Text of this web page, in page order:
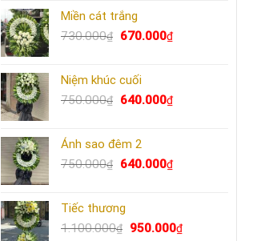
Miền cát trắng
730.000₫
Giá
730.000₫.
670.000₫Giá
670.000₫.
Niệm khúc cuối
750.000₫
Giá
750.000₫.
640.000₫Giá
640.000₫.
Ánh sao đêm 2
750.000₫
Giá
750.000₫.
640.000₫Giá
640.000₫.
Tiếc thương
1.100.000₫
Giá
950.000₫Giá